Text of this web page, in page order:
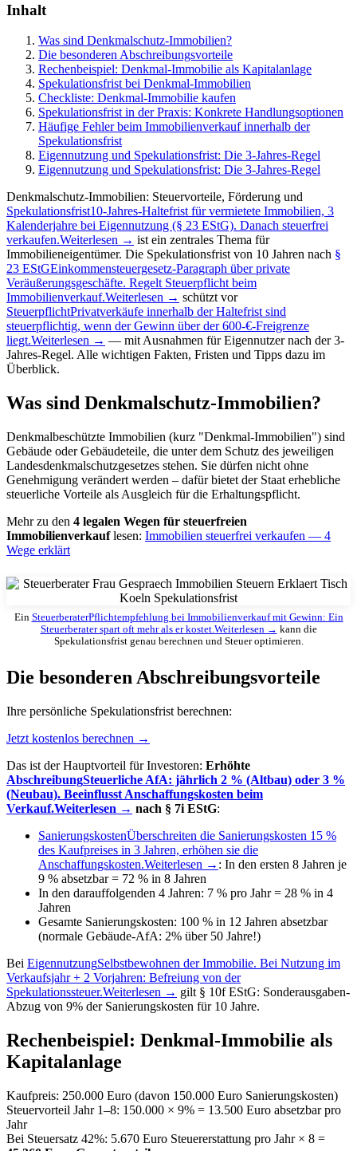
Inhalt
Was sind Denkmalschutz-Immobilien?
Die besonderen Abschreibungsvorteile
Rechenbeispiel: Denkmal-Immobilie als Kapitalanlage
Spekulationsfrist bei Denkmal-Immobilien
Checkliste: Denkmal-Immobilie kaufen
Spekulationsfrist in der Praxis: Konkrete Handlungsoptionen
Häufige Fehler beim Immobilienverkauf innerhalb der
Spekulationsfrist
Eigennutzung und Spekulationsfrist: Die 3-Jahres-Regel
Eigennutzung und Spekulationsfrist: Die 3-Jahres-Regel
Denkmalschutz-Immobilien: Steuervorteile, Förderung und
Spekulationsfrist10-Jahres-Haltefrist für vermietete Immobilien, 3
Kalenderjahre bei Eigennutzung (§ 23 EStG). Danach steuerfrei
verkaufen.Weiterlesen → ist ein zentrales Thema für
Immobilieneigentümer. Die Spekulationsfrist von 10 Jahren nach §
23 EStGEinkommensteuergesetz-Paragraph über private
Veräußerungsgeschäfte. Regelt Steuerpflicht beim
Immobilienverkauf.Weiterlesen → schützt vor
SteuerpflichtPrivatverkäufe innerhalb der Haltefrist sind
steuerpflichtig, wenn der Gewinn über der 600-€-Freigrenze
liegt.Weiterlesen → — mit Ausnahmen für Eigennutzer nach der 3-
Jahres-Regel. Alle wichtigen Fakten, Fristen und Tipps dazu im
Überblick.
Was sind Denkmalschutz-Immobilien?
Denkmalbeschützte Immobilien (kurz "Denkmal-Immobilien") sind
Gebäude oder Gebäudeteile, die unter dem Schutz des jeweiligen
Landesdenkmalschutzgesetzes stehen. Sie dürfen nicht ohne
Genehmigung verändert werden – dafür bietet der Staat erhebliche
steuerliche Vorteile als Ausgleich für die Erhaltungspflicht.
Mehr zu den 4 legalen Wegen für steuerfreien
Immobilienverkauflesen: Immobilien steuerfrei verkaufen — 4
Wege erklärt
Ein SteuerberaterPflichtempfehlung bei Immobilienverkauf mit Gewinn: Ein
Steuerberater spart oft mehr als er kostet.Weiterlesen → kann die
Spekulationsfrist genau berechnen und Steuer optimieren.
Die besonderen Abschreibungsvorteile
Ihre persönliche Spekulationsfrist berechnen:
Jetzt kostenlos berechnen →
Das ist der Hauptvorteil für Investoren: Erhöhte
AbschreibungSteuerliche AfA: jährlich 2 % (Altbau) oder 3 %
(Neubau). Beeinflusst Anschaffungskosten beim
Verkauf.Weiterlesen → nach § 7i EStG:
SanierungskostenÜberschreiten die Sanierungskosten 15 %
des Kaufpreises in 3 Jahren, erhöhen sie die
Anschaffungskosten.Weiterlesen → : In den ersten 8 Jahren je
9 % absetzbar = 72 % in 8 Jahren
In den darauffolgenden 4 Jahren: 7 % pro Jahr = 28 % in 4
Jahren
Gesamte Sanierungskosten: 100 % in 12 Jahren absetzbar
(normale Gebäude-AfA: 2% über 50 Jahre!)
Bei EigennutzungSelbstbewohnen der Immobilie. Bei Nutzung im
Verkaufsjahr + 2 Vorjahren: Befreiung von der
Spekulationssteuer.Weiterlesen → gilt § 10f EStG: Sonderausgaben-
Abzug von 9% der Sanierungskosten für 10 Jahre.
Rechenbeispiel: Denkmal-Immobilie als
Kapitalanlage
Kaufpreis: 250.000 Euro (davon 150.000 Euro Sanierungskosten)
Steuervorteil Jahr 1–8: 150.000 × 9% = 13.500 Euro absetzbar pro
Jahr
Bei Steuersatz 42%: 5.670 Euro Steuererstattung pro Jahr × 8 =